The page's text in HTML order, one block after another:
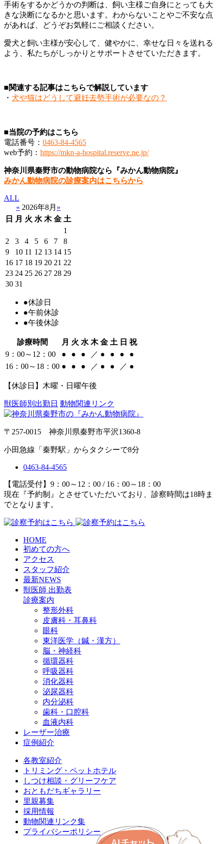
手術をするかどうかの判断は、飼い主様ご自身にとっても大
きな決断になるかと思います。わからないことやご不安な点
があれば、どうぞお気軽にご相談ください。
愛犬と飼い主様が安心して、健やかに、幸せな日々を送れる
よう、私たちがしっかりとサポートさせていただきます。
■関連する記事はこちらで解説しています
・ 犬や猫はどうして避妊去勢手術が必要なの？
■当院の予約はこちら
電話番号： 0463-84-4565
web予約： https://mkn-a-hospital.reserve.ne.jp/
神奈川県秦野市の動物病院なら『みかん動物病院』
みかん動物病院の診療案内はこちらから
ALL
« 2026年8月 »
日
月 火 水 木 金 土
1
2
3 4 5 6 7
8
9
10 11 12 13 14 15
16 17 18 19 20 21 22
23 24 25 26 27 28 29
30 31
●休診日
●午前休診
●午後休診
診療時間 月 火 水 木 金 土 日 祝
9：00～12：00
● ● ● ／ ● ● ●
●
16：00～18：00 ● ● ● ／ ● ● ／ ●
【休診日】木曜・日曜午後
獣医師別出勤日 動物関連リンク
〒257-0015 神奈川県秦野市平沢1360-8
小田急線「秦野駅」からタクシーで8分
0463-84-4565
【電話受付】9：00～12：00 / 16：00～18：00
現在『予約制』とさせていただいており、診察時間は18時ま
でとなります。
HOME
初めての方へ
アクセス
スタッフ紹介
最新NEWS
獣医師 出勤表
診療案内
整形外科
皮膚科・耳鼻科
眼科
東洋医学（鍼・漢方）
脳・神経科
循環器科
呼吸器科
消化器科
泌尿器科
内分泌科
歯科・口腔科
血液内科
レーザー治療
症例紹介
各教室紹介
トリミング・ペットホテル
しつけ相談・グリーフケア
おともだちギャラリー
里親募集
採用情報
動物関連リンク集
プライバシーポリシー